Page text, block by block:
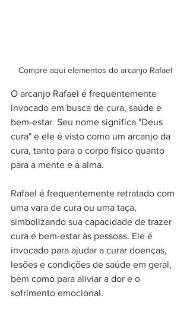
Compre aqui elementos do arcanjo Rafael
O arcanjo Rafael é frequentemente
invocado em busca de cura, saúde e
bem-estar. Seu nome significa "Deus
cura" e ele é visto como um arcanjo da
cura, tanto para o corpo físico quanto
para a mente e a alma.
Rafael é frequentemente retratado com
uma vara de cura ou uma taça,
simbolizando sua capacidade de trazer
cura e bem-estar às pessoas. Ele é
invocado para ajudar a curar doenças,
lesões e condições de saúde em geral,
bem como para aliviar a dor e o
sofrimento emocional.